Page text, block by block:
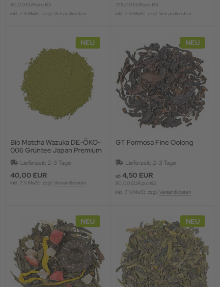
80,00 EUR pro KG
inkl. 7 % MwSt. zzgl. Versandkosten
278,00 EUR pro KG
inkl. 7 % MwSt. zzgl. Versandkosten
NEU
Bio Matcha Wazuka DE-ÖKO-
006 Grüntee Japan Premium
Dose 30g
Lieferzeit: 2-3 Tage
40,00 EUR
inkl. 7 % MwSt. zzgl. Versandkosten
NEU
GT Formosa Fine Oolong
Lieferzeit: 2-3 Tage
ab 4,50 EUR
90,00 EUR pro KG
inkl. 7 % MwSt. zzgl. Versandkosten
NEU NEU